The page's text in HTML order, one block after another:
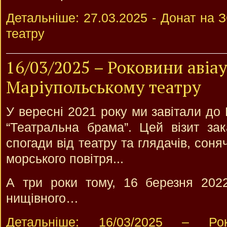
Детальніше: 27.03.2025 - Донат на
театру
16/03/2025 – Роковини
Маріупольському театру
У вересні 2021 року ми завітали
“Театральна брама”. Цей візит
спогади від театру та глядачів,
морського повітря...
А три роки тому, 16 березня
нищівного…
Детальніше: 16/03/2025 –